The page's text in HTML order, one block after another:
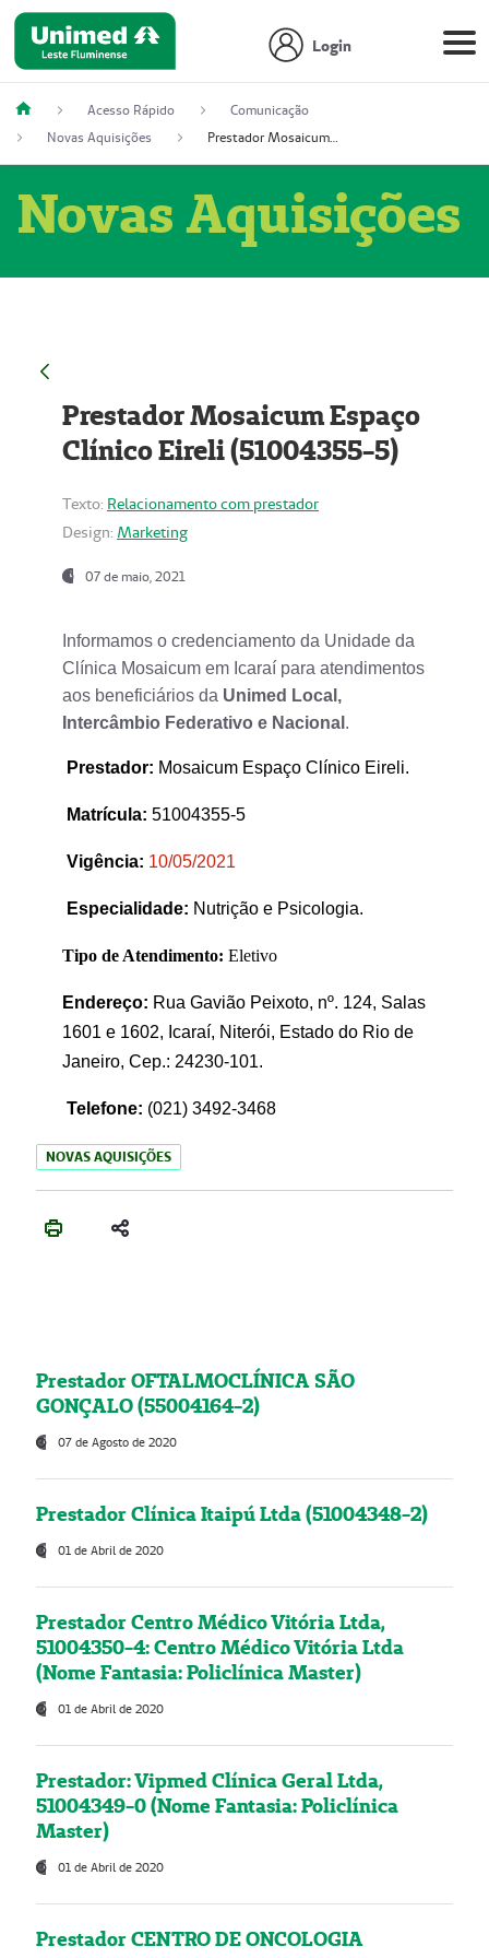
Login
Acesso Rápido
Comunicação
Novas Aquisições
Prestador Mosaicum Espaço Clínico Eireli (51004355-5)
Novas Aquisições
Prestador Mosaicum Espaço
Clínico Eireli (51004355-5)
Texto: Relacionamento com prestador
Design: Marketing
07 de maio, 2021
Informamos o credenciamento da Unidade da
Clínica Mosaicum em Icaraí para atendimentos
aos beneficiários da Unimed Local,
Intercâmbio Federativo e Nacional .
Prestador: Mosaicum Espaço Clínico Eireli.
Matrícula: 51004355-5
Vigência: 10/05/2021
Especialidade: Nutrição e Psicologia.
Tipo de Atendimento: Eletivo
Endereço: Rua Gavião Peixoto, nº. 124, Salas
1601 e 1602, Icaraí, Niterói, Estado do Rio de
Janeiro, Cep.: 24230-101.
Telefone: (021) 3492-3468
NOVAS AQUISIÇÕES
Prestador OFTALMOCLÍNICA SÃO
GONÇALO (55004164-2)
07 de Agosto de 2020
Prestador Clínica Itaipú Ltda (51004348-2)
01 de Abril de 2020
Prestador Centro Médico Vitória Ltda,
51004350-4: Centro Médico Vitória Ltda
(Nome Fantasia: Policlínica Master)
01 de Abril de 2020
Prestador: Vipmed Clínica Geral Ltda,
51004349-0 (Nome Fantasia: Policlínica
Master)
01 de Abril de 2020
Prestador CENTRO DE ONCOLOGIA